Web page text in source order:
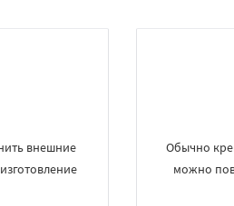
внешние
Обычно
можно